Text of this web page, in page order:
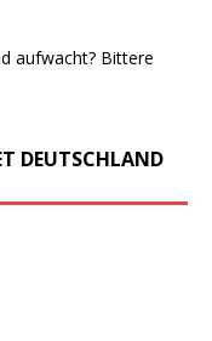
aufwacht? Bittere
DEUTSCHLAND